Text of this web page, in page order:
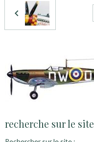
recherche sur le site